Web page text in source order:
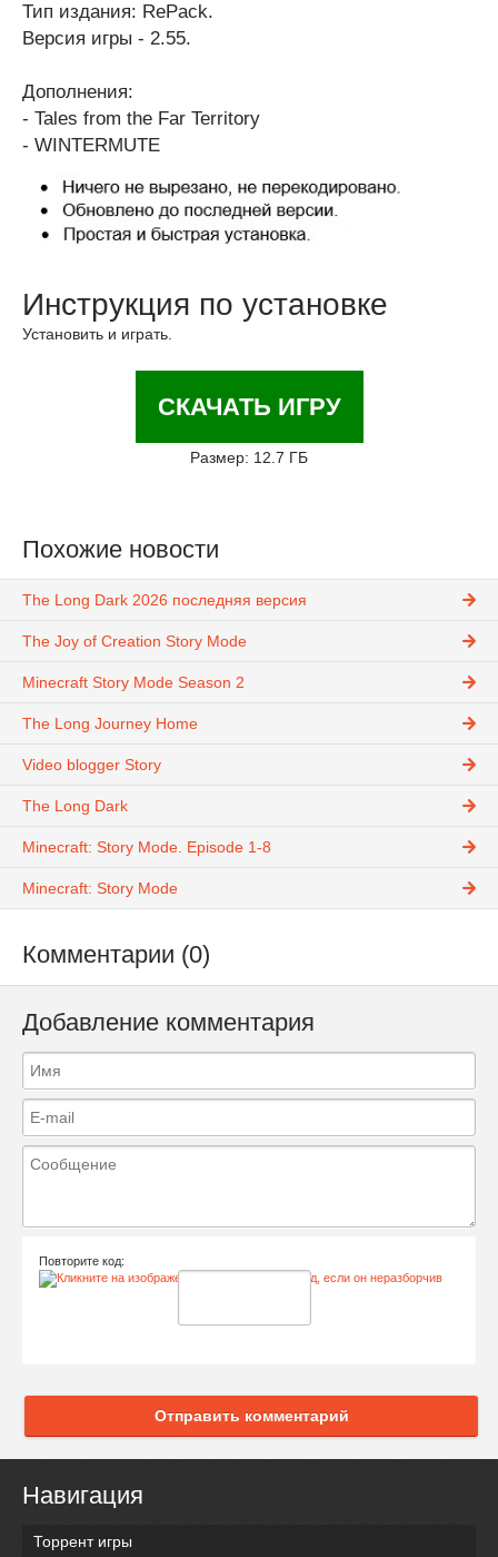
Тип издания: RePack.
Версия игры - 2.55.
Дополнения:
- Tales from the Far Territory
- WINTERMUTE
Инструкция по установке
Установить и играть.
СКАЧАТЬ ИГРУ
Размер: 12.7 ГБ
Похожие новости
The Long Dark 2026 последняя версия
The Joy of Creation Story Mode
Minecraft Story Mode Season 2
The Long Journey Home
Video blogger Story
The Long Dark
Minecraft: Story Mode. Episode 1-8
Minecraft: Story Mode
Комментарии (0)
Добавление комментария
Повторите код:
Отправить комментарий
Навигация
Торрент игры